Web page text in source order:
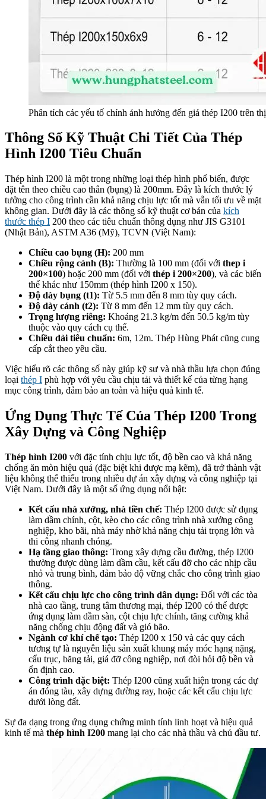
Phân tích các yếu tố chính ảnh hưởng đến giá thép I200 trên
Thông Số Kỹ Thuật Chi Tiết Của Thép
Hình I200 Tiêu Chuẩn
Thép hình I200 là một trong những loại thép hình phổ biến, được
đặt tên theo chiều cao thân (bụng) là 200mm. Đây là kích thước lý
tưởng cho công trình cần khả năng chịu lực tốt mà vẫn tối ưu về mặt
không gian. Dưới đây là các thông số kỹ thuật cơ bản của kích
thước thép I 200 theo các tiêu chuẩn thông dụng như JIS G3101
(Nhật Bản), ASTM A36 (Mỹ), TCVN (Việt Nam):
Chiều cao bụng (H): 200 mm
Chiều rộng cánh (B): Thường là 100 mm (đối với thep i
200×100) hoặc 200 mm (đối với thép i 200×200), và các biến
thể khác như 150mm (thép hình I200 x 150).
Độ dày bụng (t1): Từ 5.5 mm đến 8 mm tùy quy cách.
Độ dày cánh (t2): Từ 8 mm đến 12 mm tùy quy cách.
Trọng lượng riêng: Khoảng 21.3 kg/m đến 50.5 kg/m tùy
thuộc vào quy cách cụ thể.
Chiều dài tiêu chuẩn: 6m, 12m. Thép Hùng Phát cũng cung
cấp cắt theo yêu cầu.
Việc hiểu rõ các thông số này giúp kỹ sư và nhà thầu lựa chọn đúng
loại thép I phù hợp với yêu cầu chịu tải và thiết kế của từng hạng
mục công trình, đảm bảo an toàn và hiệu quả kinh tế.
Ứng Dụng Thực Tế Của Thép I200 Trong
Xây Dựng và Công Nghiệp
Thép hình I200 với đặc tính chịu lực tốt, độ bền cao và khả năng
chống ăn mòn hiệu quả (đặc biệt khi được mạ kẽm), đã trở thành vật
liệu không thể thiếu trong nhiều dự án xây dựng và công nghiệp tại
Việt Nam. Dưới đây là một số ứng dụng nổi bật:
Kết cấu nhà xưởng, nhà tiền chế: Thép I200 được sử dụng
làm dầm chính, cột, kèo cho các công trình nhà xưởng công
nghiệp, kho bãi, nhà máy nhờ khả năng chịu tải trọng lớn và
thi công nhanh chóng.
Hạ tầng giao thông: Trong xây dựng cầu đường, thép I200
thường được dùng làm dầm cầu, kết cấu đỡ cho các nhịp cầu
nhỏ và trung bình, đảm bảo độ vững chắc cho công trình giao
thông.
Kết cấu chịu lực cho công trình dân dụng: Đối với các tòa
nhà cao tầng, trung tâm thương mại, thép I200 có thể được
ứng dụng làm dầm sàn, cột chịu lực chính, tăng cường khả
năng chống chịu động đất và gió bão.
Ngành cơ khí chế tạo: Thép I200 x 150 và các quy cách
tương tự là nguyên liệu sản xuất khung máy móc hạng nặng,
cẩu trục, băng tải, giá đỡ công nghiệp, nơi đòi hỏi độ bền và
ổn định cao.
Công trình đặc biệt: Thép I200 cũng xuất hiện trong các dự
án đóng tàu, xây dựng đường ray, hoặc các kết cấu chịu lực
dưới lòng đất.
Sự đa dạng trong ứng dụng chứng minh tính linh hoạt và hiệu quả
kinh tế mà thép hình I200 mang lại cho các nhà thầu và chủ đầu tư.